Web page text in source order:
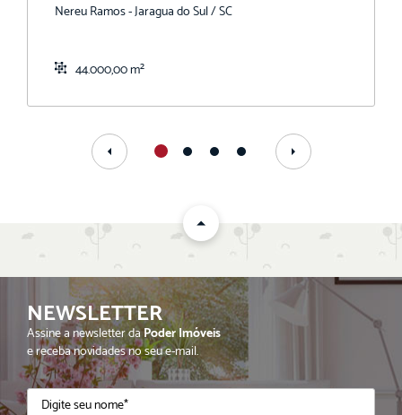
Nereu Ramos - Jaragua do Sul / SC
44.000,00 m²
NEWSLETTER
Assine a newsletter daPoder Imóveis
e receba novidades no seu e-mail.